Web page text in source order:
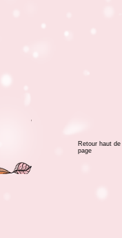
Retour haut de
page